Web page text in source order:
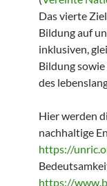
Das vierte
Bildung auf
inklusiven,
Bildung
des
Hier werden
nachhaltige
https://
https://